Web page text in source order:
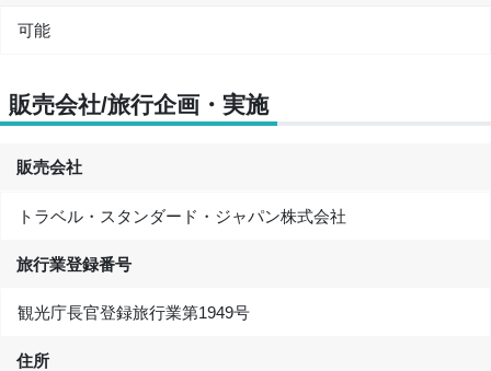
可能
販売会社/旅行企画・実施
販売会社
トラベル・スタンダード・ジャパン株式会社
旅行業登録番号
観光庁長官登録旅行業第1949号
住所